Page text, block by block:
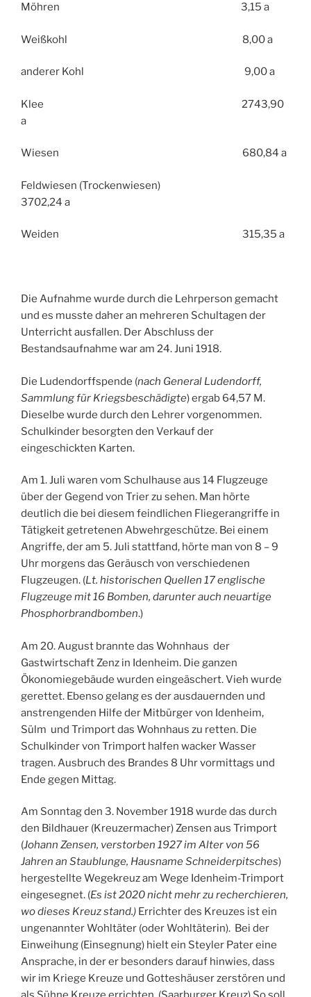
Möhren 3,15 a
Weißkohl 8,00 a
anderer Kohl 9,00 a
Klee 2743,90
a
Wiesen 680,84 a
Feldwiesen (Trockenwiesen)
3702,24 a
Weiden 315,35 a
Die Aufnahme wurde durch die Lehrperson gemacht
und es musste daher an mehreren Schultagen der
Unterricht ausfallen. Der Abschluss der
Bestandsaufnahme war am 24. Juni 1918.
Die Ludendorffspende (nach General Ludendorff,
Sammlung für Kriegsbeschädigte) ergab 64,57 M.
Dieselbe wurde durch den Lehrer vorgenommen.
Schulkinder besorgten den Verkauf der
eingeschickten Karten.
Am 1. Juli waren vom Schulhause aus 14 Flugzeuge
über der Gegend von Trier zu sehen. Man hörte
deutlich die bei diesem feindlichen Fliegerangriffe in
Tätigkeit getretenen Abwehrgeschütze. Bei einem
Angriffe, der am 5. Juli stattfand, hörte man von 8 – 9
Uhr morgens das Geräusch von verschiedenen
Flugzeugen. (Lt. historischen Quellen 17 englische
Flugzeuge mit 16 Bomben, darunter auch neuartige
Phosphorbrandbomben.)
Am 20. August brannte das Wohnhaus der
Gastwirtschaft Zenz in Idenheim. Die ganzen
Ökonomiegebäude wurden eingeäschert. Vieh wurde
gerettet. Ebenso gelang es der ausdauernden und
anstrengenden Hilfe der Mitbürger von Idenheim,
Sülm und Trimport das Wohnhaus zu retten. Die
Schulkinder von Trimport halfen wacker Wasser
tragen. Ausbruch des Brandes 8 Uhr vormittags und
Ende gegen Mittag.
Am Sonntag den 3. November 1918 wurde das durch
den Bildhauer (Kreuzermacher) Zensen aus Trimport
(Johann Zensen, verstorben 1927 im Alter von 56
Jahren an Staublunge, Hausname Schneiderpitsches)
hergestellte Wegekreuz am Wege Idenheim-Trimport
eingesegnet. (Es ist 2020 nicht mehr zu recherchieren,
wo dieses Kreuz stand.) Errichter des Kreuzes ist ein
ungenannter Wohltäter (oder Wohltäterin). Bei der
Einweihung (Einsegnung) hielt ein Steyler Pater eine
Ansprache, in der er besonders darauf hinwies, dass
wir im Kriege Kreuze und Gotteshäuser zerstören und